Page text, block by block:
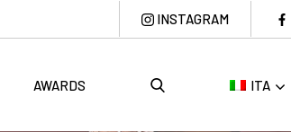
INSTAGRAM
ITA
AWARDS